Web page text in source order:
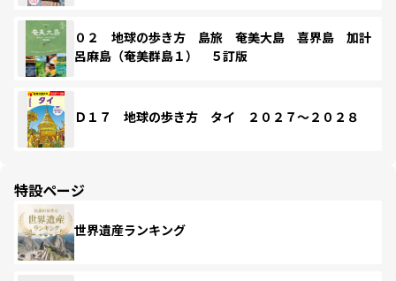
０２ 地球の歩き方 島旅 奄美大島 喜界島 加計
呂麻島（奄美群島１） ５訂版
Ｄ１７ 地球の歩き方 タイ ２０２７～２０２８
特設ページ
世界遺産ランキング